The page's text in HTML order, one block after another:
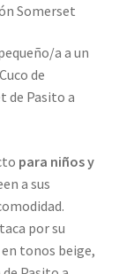
Somerset
a a un
de
de Pasito a
para niños y
a sus
por su
tonos beige,